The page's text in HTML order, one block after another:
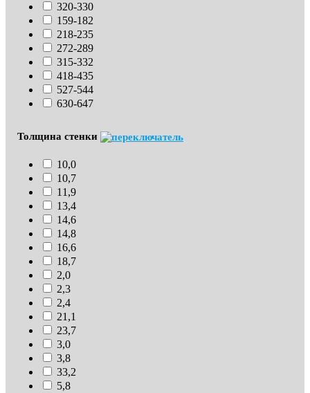
320-330
159-182
218-235
272-289
315-332
418-435
527-544
630-647
Толщина стенки
10,0
10,7
11,9
13,4
14,6
14,8
16,6
18,7
2,0
2,3
2,4
21,1
23,7
3,0
3,8
33,2
5,8